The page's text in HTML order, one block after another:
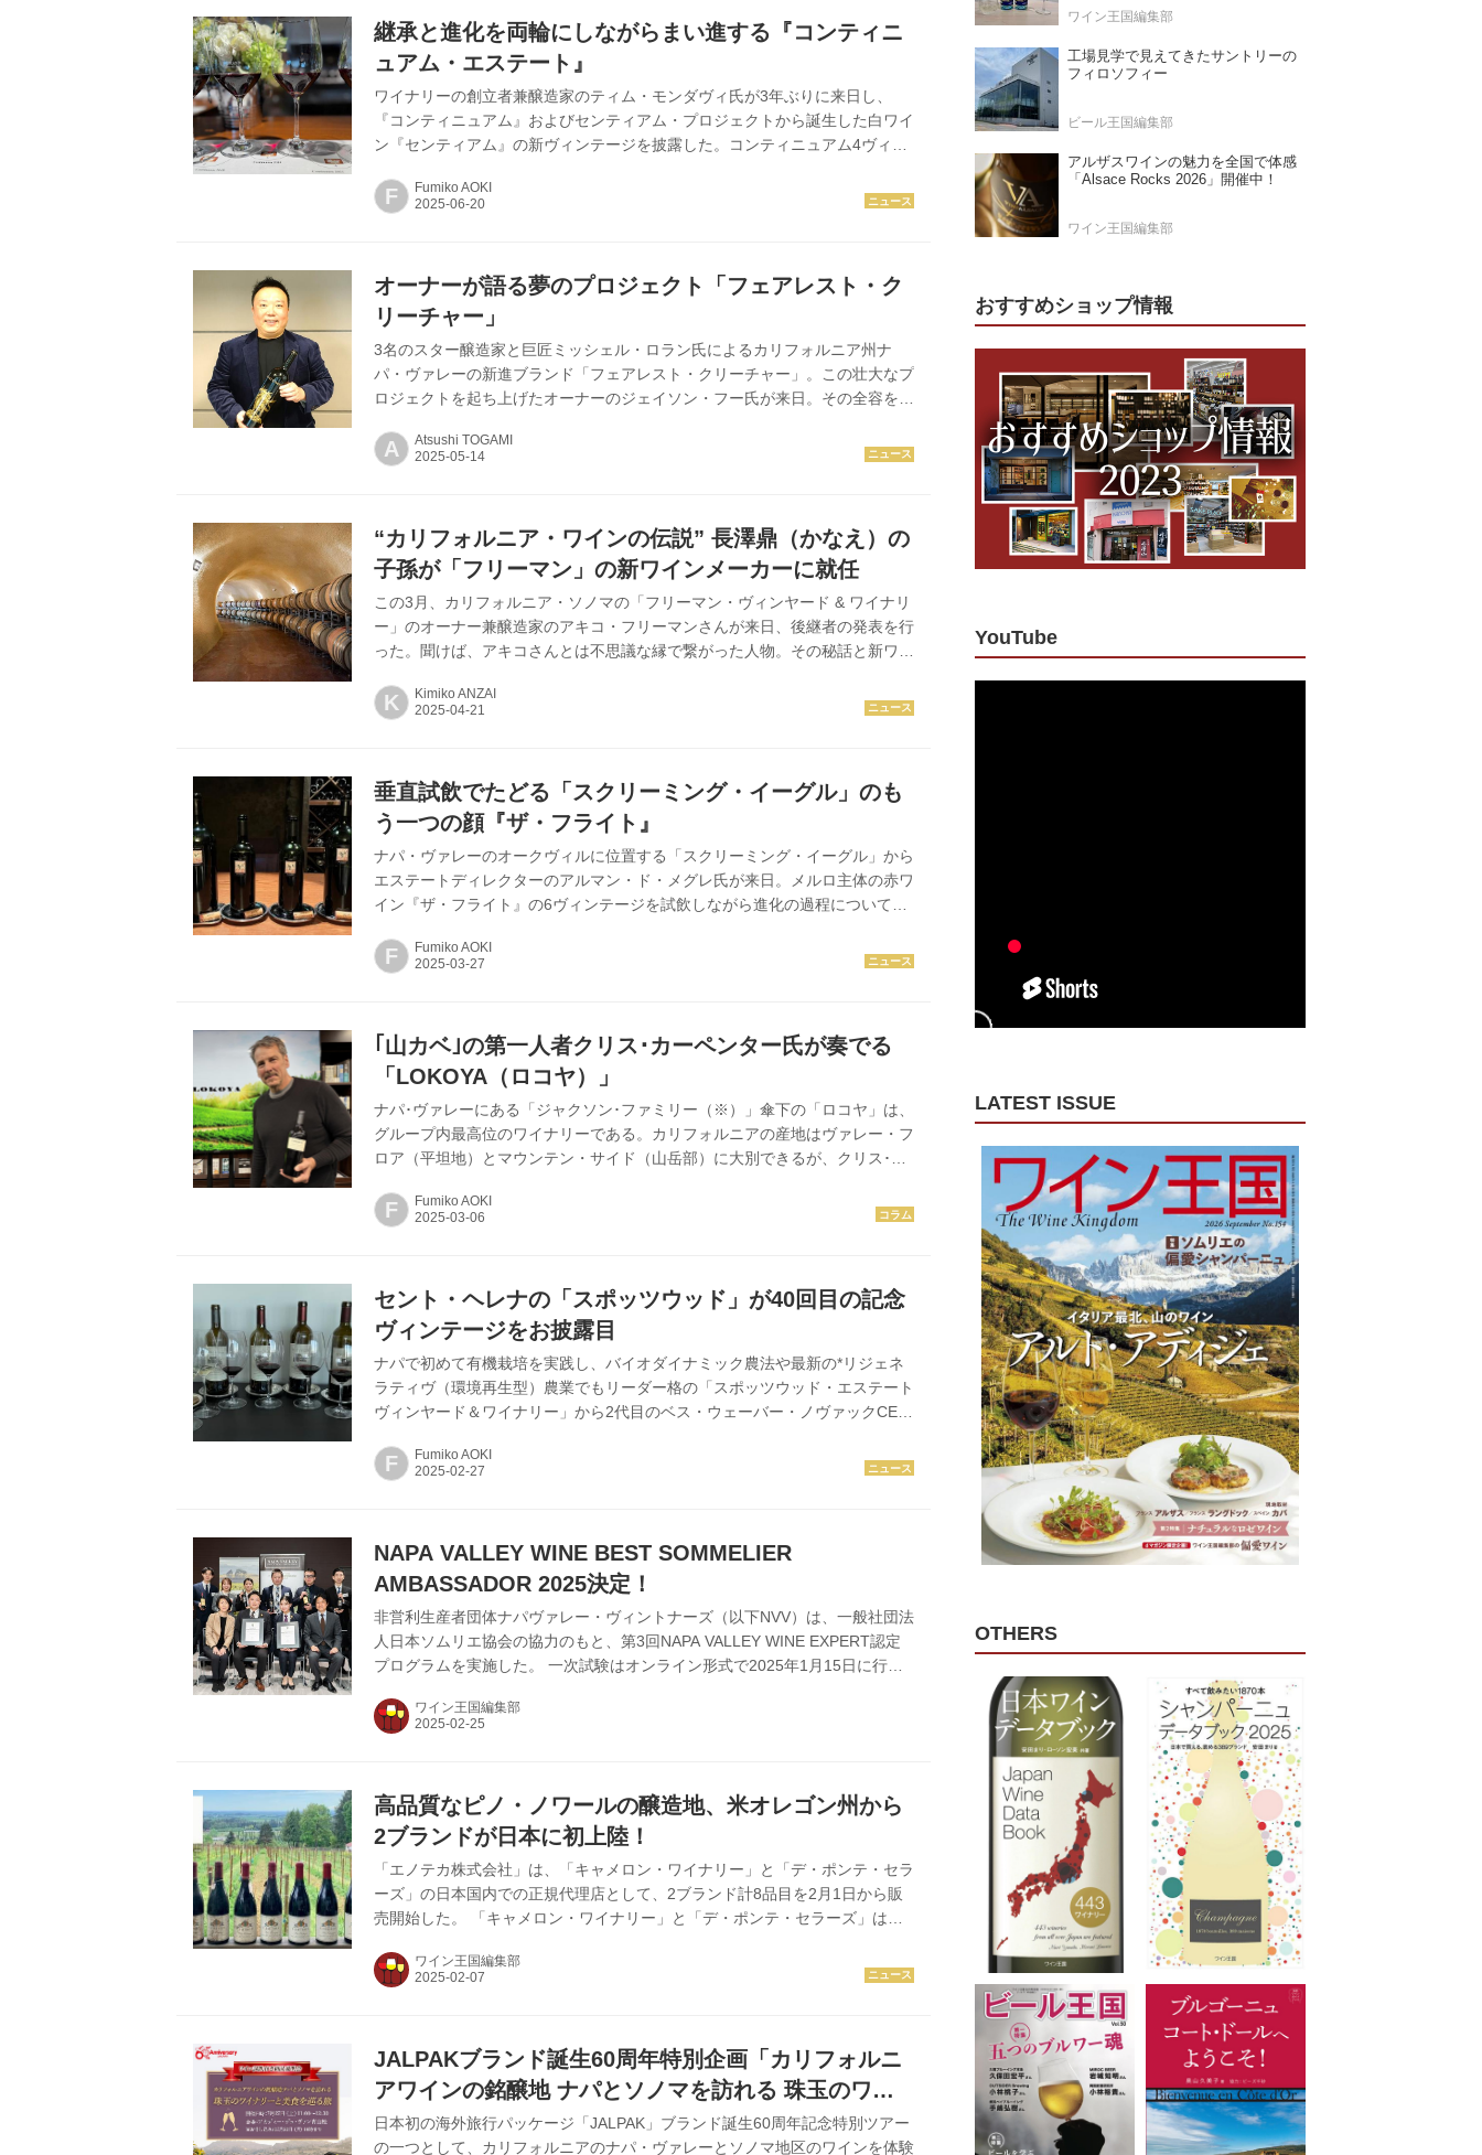
ロの山に小規...
継承と進化を両輪にしながらまい進する『コンティニ
ュアム・エステート』
ワイナリーの創立者兼醸造家のティム・モンダヴィ氏が3年ぶりに来日し、
『コンティニュアム』およびセンティアム・プロジェクトから誕生した白ワイ
ン『センティアム』の新ヴィンテージを披露した。コンティニュアム4ヴィン
ネ・フランのブレンド比率の変化についても言及した。 4代にわたるファミリ
ーの継承 1919年、イタリア移民のチェザレ・モンダヴィ氏がカリフォルニア
ヴィ・ワイナリーを興し、多...
F Fumiko AOKI
オーナーが語る夢のプロジェクト「フェアレスト・ク
リーチャー」
3名のスター醸造家と巨匠ミッシェル・ロラン氏によるカリフォルニア州ナ
パ・ヴァレーの新進ブランド「フェアレスト・クリーチャー」。この壮大なプ
ロジェクトを起ち上げたオーナーのジェイソン・フー氏が来日。その全容を聞
フォルニア州で働いていた時にワインに魅せられ、母国の中国にワインを輸入
する事業を始めました。やがて自分の思いが詰まった“グレートワイン”をプロ
A Atsushi TOGAMI
“カリフォルニア・ワインの伝説” 長澤鼎（かなえ）の
子孫が「フリーマン」の新ワインメーカーに就任
この3月、カリフォルニア・ソノマの「フリーマン・ヴィンヤード & ワイナリ
ー」のオーナー兼醸造家のアキコ・フリーマンさんが来日、後継者の発表を行
った。聞けば、アキコさんとは不思議な縁で繋がった人物。その秘話と新ワイ
が初めてホワイトハウスのテーブルに――。そんな快挙を成し遂げたのがカリ
フォルニア「フリーマン・ヴィンヤード & ワイナリー」のオーナー兼醸造家
ャ...
K Kimiko ANZAI
垂直試飲でたどる「スクリーミング・イーグル」のも
う一つの顔『ザ・フライト』
ナパ・ヴァレーのオークヴィルに位置する「スクリーミング・イーグル」から
エステートディレクターのアルマン・ド・メグレ氏が来日。メルロ主体の赤ワ
イン『ザ・フライト』の6ヴィンテージを試飲しながら進化の過程について語
ていた750ミリリットルで、すべて16度で供された。2010年に現職に就いた
ド･メグレ氏のワイン人生においても初の試みだった。 Be the Best 「スクリ
ドウを栽培...
F Fumiko AOKI
｢山カベ｣の第一人者クリス･カーペンター氏が奏でる
「LOKOYA（ロコヤ）」
ナパ･ヴァレーにある「ジャクソン･ファミリー（※）」傘下の「ロコヤ」は、
グループ内最高位のワイナリーである。カリフォルニアの産地はヴァレー・フ
ロア（平坦地）とマウンテン・サイド（山岳部）に大別できるが、クリス･カ
を発揮している。 「複雑な味わい、凝縮したタンニン、きれいな酸味、ミネ
ラル感のコンビネーションがあるから」というのが山のワインに魅了されてい
にAVA〈※〉認定)、マウ...
F Fumiko AOKI
セント・ヘレナの「スポッツウッド」が40回目の記念
ヴィンテージをお披露目
ナパで初めて有機栽培を実践し、バイオダイナミック農法や最新の*リジェネ
ラティヴ（環境再生型）農業でもリーダー格の「スポッツウッド・エステート
ヴィンヤード＆ワイナリー」から2代目のベス・ウェーバー・ノヴァックCEO
バークロップなどを利用して生きた土壌を取リ戻し、環境を再生させる取り組
み 沿革とノヴァック家 1882年、ドイツ移民のジョージ・ショーンヴァルドが
法以前に居住していたア...
F Fumiko AOKI
NAPA VALLEY WINE BEST SOMMELIER
AMBASSADOR 2025決定！
非営利生産者団体ナパヴァレー・ヴィントナーズ（以下NVV）は、一般社団法
人日本ソムリエ協会の協力のもと、第3回NAPA VALLEY WINE EXPERT認定
プログラムを実施した。 一次試験はオンライン形式で2025年1月15日に行わ
結果、NAPA VALLEY WINE BEST SOMMELIER AMBASSADOR 2025に山本
麻衣花さん（マンダリン オリエンタル東京）、矢田部匡且氏（東京エディシ
ワイン王国編集部
高品質なピノ・ノワールの醸造地、米オレゴン州から
2ブランドが日本に初上陸！
「エノテカ株式会社」は、「キャメロン・ワイナリー」と「デ・ポンテ・セラ
ーズ」の日本国内での正規代理店として、2ブランド計8品目を2月1日から販
売開始した。 「キャメロン・ワイナリー」と「デ・ポンテ・セラーズ」は、
る生産者。 オレゴン州産のピノ・ノワールはブルゴーニュにも匹敵すると同
時に、独自の個性を放っていると高い評価を得ている。 どちらも手掛けるワ
りを受け、“ネクスト・ブルゴーニ...
ワイン王国編集部
JALPAKブランド誕生60周年特別企画「カリフォルニ
アワインの銘醸地 ナパとソノマを訪れる 珠玉のワイ
ナリーと美食を巡る旅 7日間」商品説明会＆試飲付
日本初の海外旅行パッケージ「JALPAK」ブランド誕生60周年記念特別ツアー
の一つとして、カリフォルニアのナパ・ヴァレーとソノマ地区のワインを体験
ワイン王国編集部
工場見学で見えてきたサントリーの
フィロソフィー
ビール王国編集部
アルザスワインの魅力を全国で体感
「Alsace Rocks 2026」開催中！
ワイン王国編集部
おすすめショップ情報
YouTube
LATEST ISSUE
OTHERS